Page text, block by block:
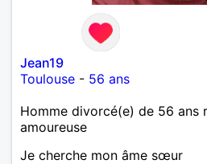
homme facile à vivre. À vous
d’apprendre à me connaître
ravi….A très bientôt je l’espère.
Jean19
Toulouse - 56 ans
Homme divorcé(e) de 56 ans
amoureuse
Je cherche mon âme sœur